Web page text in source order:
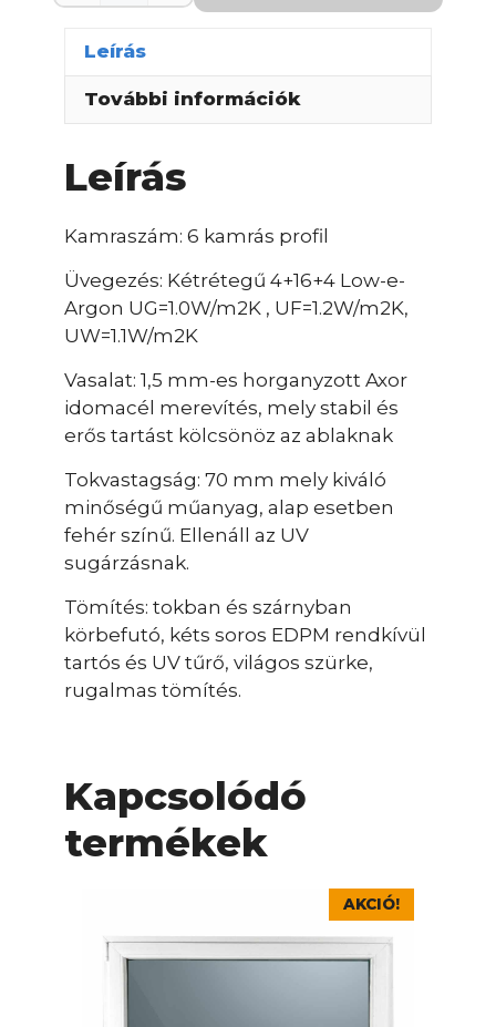
Leírás
További információk
Leírás
Kamraszám: 6 kamrás profil
Üvegezés: Kétrétegű 4+16+4 Low-e-
Argon UG=1.0W/m2K , UF=1.2W/m2K,
UW=1.1W/m2K
Vasalat: 1,5 mm-es horganyzott Axor
idomacél merevítés, mely stabil és
erős tartást kölcsönöz az ablaknak
Tokvastagság: 70 mm mely kiváló
minőségű műanyag, alap esetben
fehér színű. Ellenáll az UV
sugárzásnak.
Tömítés: tokban és szárnyban
körbefutó, kéts soros EDPM rendkívül
tartós és UV tűrő, világos szürke,
rugalmas tömítés.
Kapcsolódó
termékek
AKCIÓ!
terméknek